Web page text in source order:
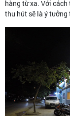
hàng từ xa. Với
thu hút sẽ là ý